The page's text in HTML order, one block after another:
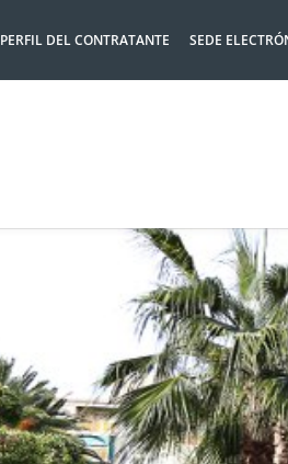
PERFIL DEL CONTRATANTE SEDE